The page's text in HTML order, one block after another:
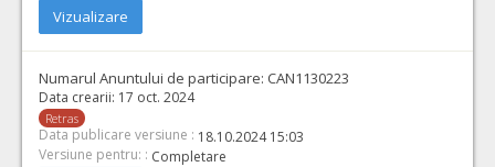
Vizualizare
Numarul Anuntului de participare: CAN1130223
Data crearii: 17 oct. 2024
Retras
Data publicare versiune : 18.10.2024 15:03
Versiune pentru: : Completare